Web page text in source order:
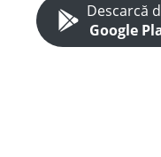
Descarcă
Google